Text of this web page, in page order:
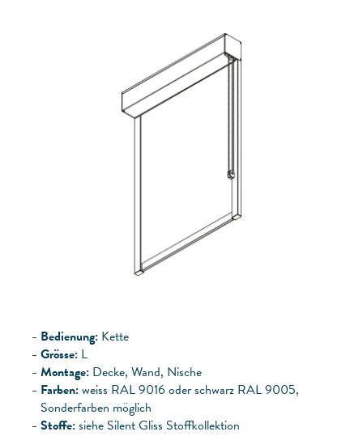
Bedienung: Kette
Grösse: L
Montage: Decke, Wand, Nische
Farben:weiss RAL 9016 oder schwarz RAL 9005,
Sonderfarben möglich
Stoffe:siehe Silent Gliss Stoffkollektion